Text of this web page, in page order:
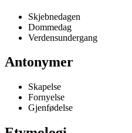
Skjebnedagen
Dommedag
Verdensundergang
Antonymer
Skapelse
Fornyelse
Gjenfødelse